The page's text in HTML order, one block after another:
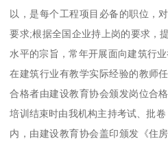
以，是每个工程项目必备的职位，
要求;根据全国企业持上岗的要求，
水平的宗旨，常年开展面向建筑行
在建筑行业有教学实际经验的教师
合格者由建设教育协会颁发岗位合
培训结束时由我机构主持考试、批
内，由建设教育协会盖印颁发《住